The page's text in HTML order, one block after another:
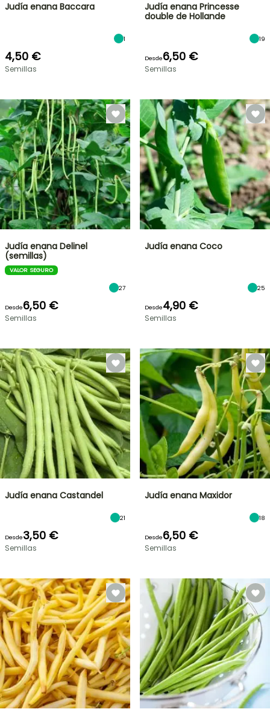
Judía enana Baccara
1
4,50 €
Semillas
Judía enana Princesse
double de Hollande
19
Desde6,50 €
Semillas
Judía enana Delinel
(semillas)
VALOR SEGURO
27
Desde6,50 €
Semillas
Judía enana Coco
25
Desde4,90 €
Semillas
Judía enana Castandel
21
Desde3,50 €
Semillas
Judía enana Maxidor
18
Desde6,50 €
Semillas